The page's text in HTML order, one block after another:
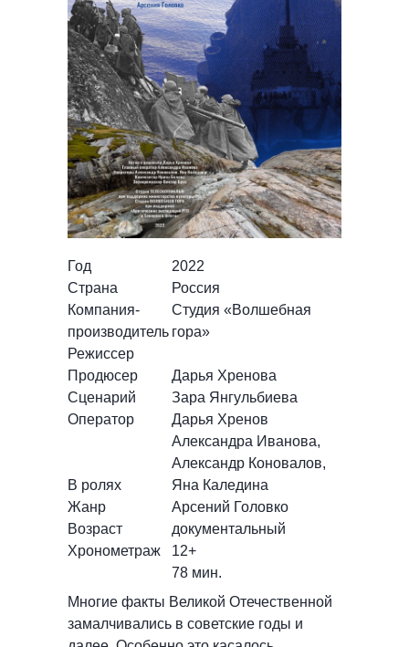
Год
Страна
Компания-
производитель
Режиссер
Продюсер
Сценарий
Оператор
В ролях
Жанр
Возраст
Хронометраж
2022
Россия
Студия «Волшебная
гора»
Дарья Хренова
Зара Янгульбиева
Дарья Хренов
Александра Иванова,
Александр Коновалов,
Яна Каледина
Арсений Головко
документальный
12+
78 мин.
Многие факты Великой Отечественной
замалчивались в советские годы и